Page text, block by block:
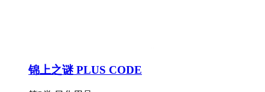
锦上之谜 PLUS CODE